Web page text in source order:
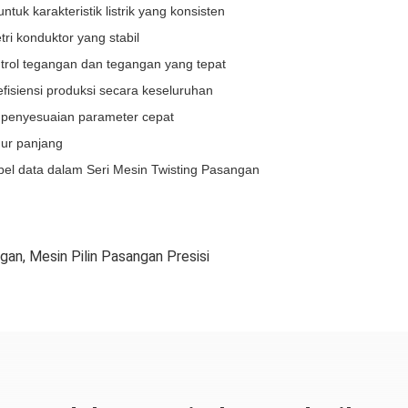
karakteristik listrik yang konsisten
konduktor yang stabil
tegangan dan tegangan yang tepat
produksi secara keseluruhan
parameter cepat
panjang
data dalam Seri Mesin Twisting Pasangan
, Mesin Pilin Pasangan Presisi